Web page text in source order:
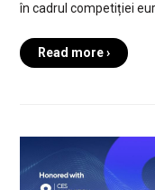
în cadrul competiției
Read more ›